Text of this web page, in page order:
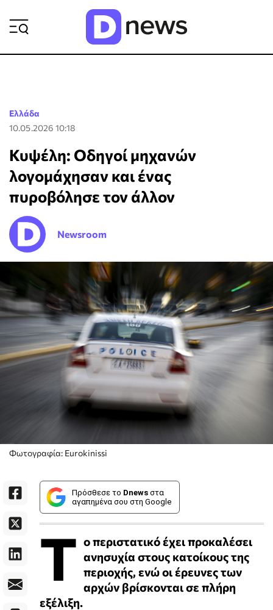
Ελλάδα
10.05.2026 10:18
Κυψέλη: Οδηγοί μηχανών
λογομάχησαν και ένας
πυροβόλησε τον άλλον
Newsroom
Φωτογραφία: Eurokinissi
Πρόσθεσε το Dnews στα
αγαπημένα σου στη Google
Τ ο περιστατικό έχει προκαλέσει
ανησυχία στους κατοίκους της
περιοχής, ενώ οι έρευνες των
αρχών βρίσκονται σε πλήρη
εξέλιξη.